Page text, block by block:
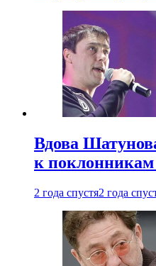
Вдова
к поклонникам
2 года спустя2 года